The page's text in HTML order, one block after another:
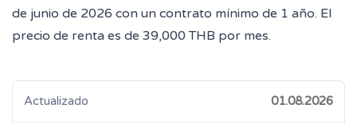
de junio de 2026 con un contrato mínimo de 1 año. El
precio de renta es de 39,000 THB por mes.
Actualizado 01.08.2026